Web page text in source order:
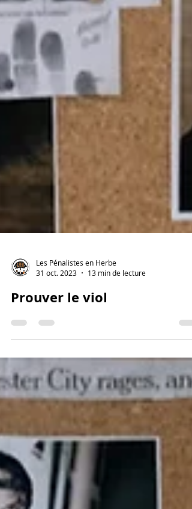
Les Pénalistes en Herbe
31 oct. 2023
13 min de lecture
Prouver le viol